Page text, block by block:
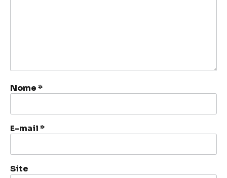
Nome*
E-mail*
Site